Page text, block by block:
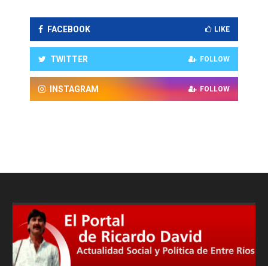
FACEBOOK LIKE
TWITTER FOLLOW
INSTAGRAM FOLLOW